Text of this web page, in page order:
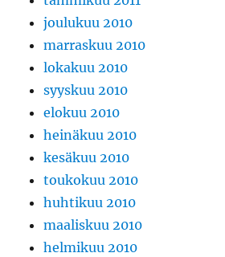
joulukuu 2010
marraskuu 2010
lokakuu 2010
syyskuu 2010
elokuu 2010
heinäkuu 2010
kesäkuu 2010
toukokuu 2010
huhtikuu 2010
maaliskuu 2010
helmikuu 2010